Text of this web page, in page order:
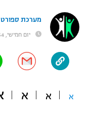
"מעל הליגה" –
"מחצית בשכונה"
משתתפים וזוכים
בני יהודה
ליגות נוספות
UFC
אופניים
ספורט מוטורי
מערכת ספורט 1
יום חמישי, 23:54, 22.01.26
א א א